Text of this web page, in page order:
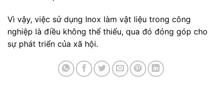
Vì vậy, việc sử dụng Inox làm vật liệu trong công
nghiệp là điều không thể thiếu, qua đó đóng góp cho
sự phát triển của xã hội.